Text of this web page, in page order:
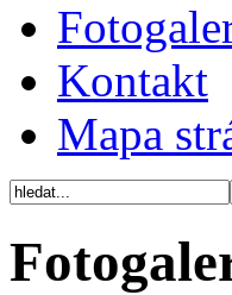
Kontakt
Mapa